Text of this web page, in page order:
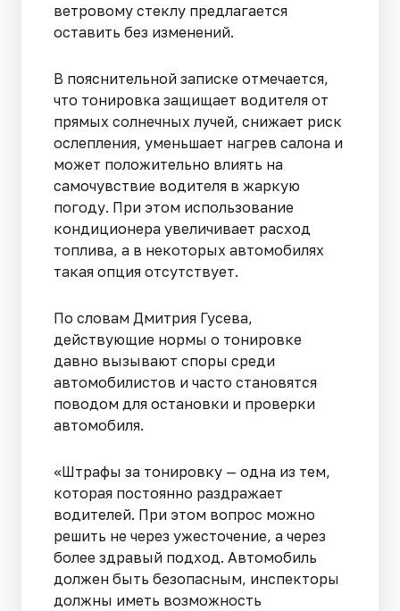
ветровому стеклу предлагается
оставить без изменений.
В пояснительной записке отмечается,
что тонировка защищает водителя от
прямых солнечных лучей, снижает риск
ослепления, уменьшает нагрев салона и
может положительно влиять на
самочувствие водителя в жаркую
погоду. При этом использование
кондиционера увеличивает расход
топлива, а в некоторых автомобилях
такая опция отсутствует.
По словам Дмитрия Гусева,
действующие нормы о тонировке
давно вызывают споры среди
автомобилистов и часто становятся
поводом для остановки и проверки
автомобиля.
«Штрафы за тонировку — одна из тем,
которая постоянно раздражает
водителей. При этом вопрос можно
решить не через ужесточение, а через
более здравый подход. Автомобиль
должен быть безопасным, инспекторы
должны иметь возможность